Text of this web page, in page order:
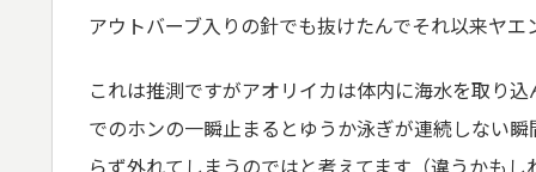
アウトバーブ入りの針でも抜けたんでそれ以来ヤ
これは推測ですがアオリイカは体内に海水を取り
でのホンの一瞬止まるとゆうか泳ぎが連続しない